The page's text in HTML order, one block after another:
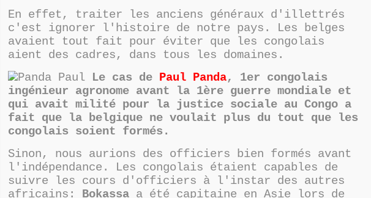
En effet, traiter les anciens généraux d'illettrés
c'est ignorer l'histoire de notre pays. Les belges
avaient tout fait pour éviter que les congolais
aient des cadres, dans tous les domaines.
Le cas de Paul Panda, 1er congolais
ingénieur agronome avant la 1ère guerre mondiale et
qui avait milité pour la justice sociale au Congo a
fait que la belgique ne voulait plus du tout que les
congolais soient formés.
Sinon, nous aurions des officiers bien formés avant
l'indépendance. Les congolais étaient capables de
suivre les cours d'officiers à l'instar des autres
africains: Bokassa a été capitaine en Asie lors de